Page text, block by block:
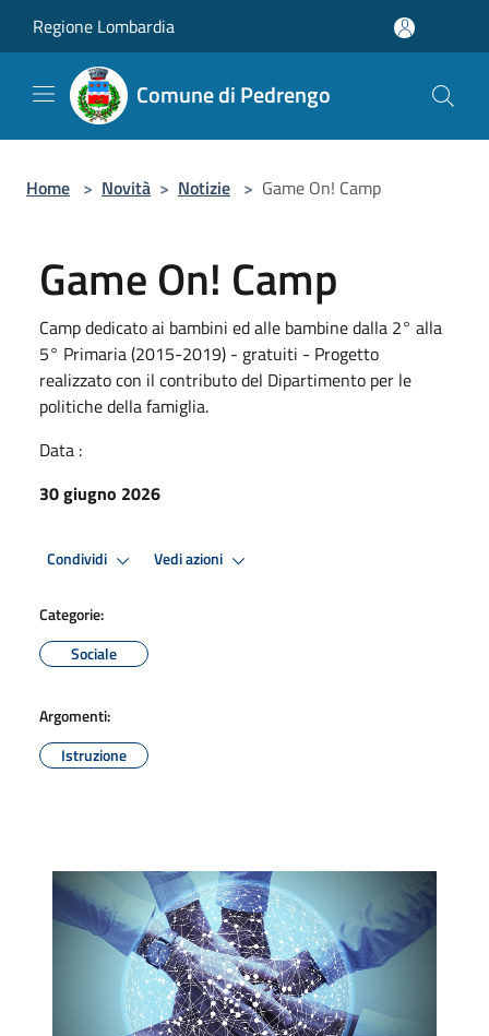
Regione Lombardia
Comune di Pedrengo
Home > Novità > Notizie > Game On! Camp
Game On! Camp
Camp dedicato ai bambini ed alle bambine dalla 2° alla
5° Primaria (2015-2019) - gratuiti - Progetto
realizzato con il contributo del Dipartimento per le
politiche della famiglia.
Data :
30 giugno 2026
Condividi Vedi azioni
Categorie:
Sociale
Argomenti:
Istruzione